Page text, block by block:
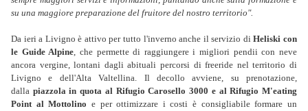
su una maggiore preparazione del fruitore del nostro territorio".
Da ieri a Livigno è attivo per tutto l'inverno anche il servizio diHeliski con
le Guide Alpine, che permette di raggiungere i migliori pendii con neve
ancora vergine, lontani dagli abituali percorsi di freeride nel territorio di
Livigno e dell'Alta Valtellina. Il decollo avviene, su prenotazione,
dalla piazzola in quota al Rifugio Carosello 3000 e al Rifugio M'eating
Point al Mottolino e per ottimizzare i costi è consigliabile formare un